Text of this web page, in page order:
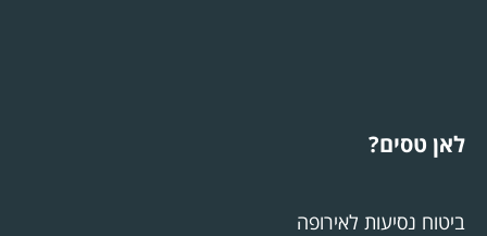
לאן טסים?
ביטוח נסיעות לאירופה